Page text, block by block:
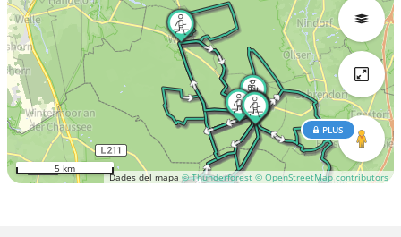
Dades del mapa © Thunderforest © OpenStreetMap contributors
PLUS
5 km